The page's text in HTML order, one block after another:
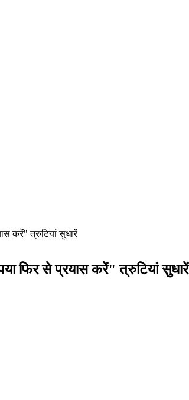
करें" त्रुटियां सुधारें
फिर से प्रयास करें" त्रुटियां सुधारें